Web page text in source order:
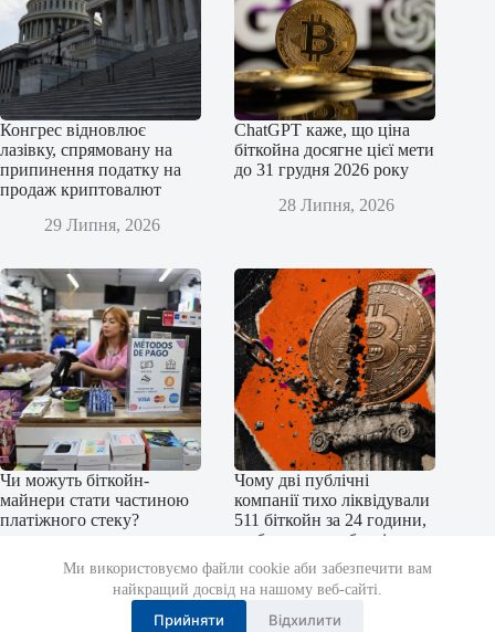
Ми використовуємо файли cookie аби забезпечити вам
найкращий досвід на нашому веб-сайті.
Прийняти Відхилити
Конгрес відновлює
лазівку, спрямовану на
припинення податку на
продаж криптовалют
29 Липня, 2026
ChatGPT каже, що ціна
біткойна досягне цієї мети
до 31 грудня 2026 року
28 Липня, 2026
Чи можуть біткойн-
майнери стати частиною
платіжного стеку?
Чому дві публічні
компанії тихо ліквідували
511 біткойн за 24 години,
щоб уникнути боргів у
31,7 мільйона доларів
27 Липня, 2026